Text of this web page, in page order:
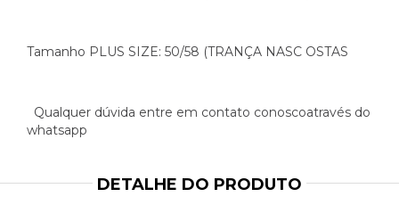
Tamanho PLUS SIZE: 50/58 (TRANÇA NASC OSTAS
Qualquer dúvida entre em contato conoscoatravés do
whatsapp
DETALHE DO PRODUTO